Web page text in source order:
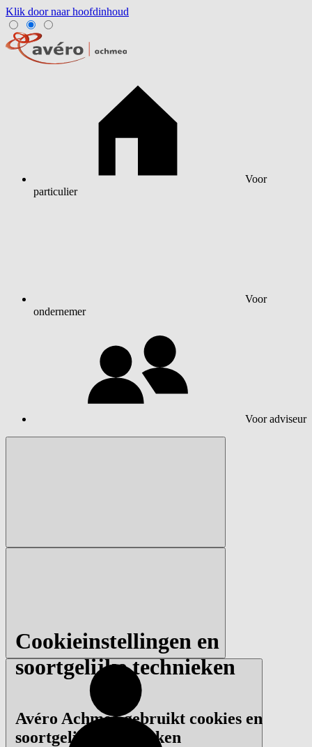
Klik door naar hoofdinhoud
Voor
particulier
Voor
ondernemer
Voor adviseur
Cookieinstellingen en
soortgelijke technieken
Avéro Achmea gebruikt cookies en
soortgelijke technieken